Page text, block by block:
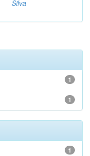
Silva
1
1
1